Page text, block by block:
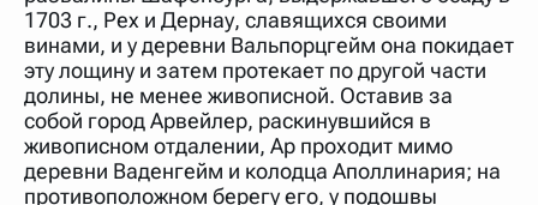
1703 г., Рех и Дернау, славящихся своими
винами, и у деревни Вальпорцгейм она покидает
эту лощину и затем протекает по другой части
долины, не менее живописной. Оставив за
собой город Арвейлер, раскинувшийся в
живописном отдалении, Ар проходит мимо
деревни Ваденгейм и колодца Аполлинария; на
противоположном берегу его, у подошвы